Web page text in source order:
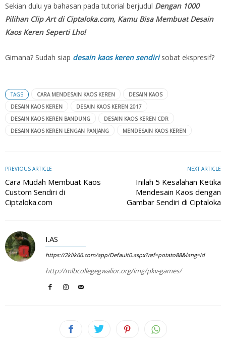
Sekian dulu ya bahasan pada tutorial berjudul Dengan 1000
Pilihan Clip Art di Ciptaloka.com, Kamu Bisa Membuat Desain
Kaos Keren Seperti Lho!
Gimana? Sudah siap desain kaos keren sendirisobat ekspresif?
TAGS CARA MENDESAIN KAOS KEREN
DESAIN KAOS
DESAIN KAOS KEREN
DESAIN KAOS KEREN 2017
DESAIN KAOS KEREN BANDUNG
DESAIN KAOS KEREN CDR
DESAIN KAOS KEREN LENGAN PANJANG
MENDESAIN KAOS KEREN
PREVIOUS ARTICLE
Cara Mudah Membuat Kaos
Custom Sendiri di
Ciptaloka.com
NEXT ARTICLE
Inilah 5 Kesalahan Ketika
Mendesain Kaos dengan
Gambar Sendiri di Ciptaloka
I.AS
https://2klik66.com/app/Default0.aspx?ref=potato88&lang=id
http://mlbcollegegwalior.org/img/pkv-games/